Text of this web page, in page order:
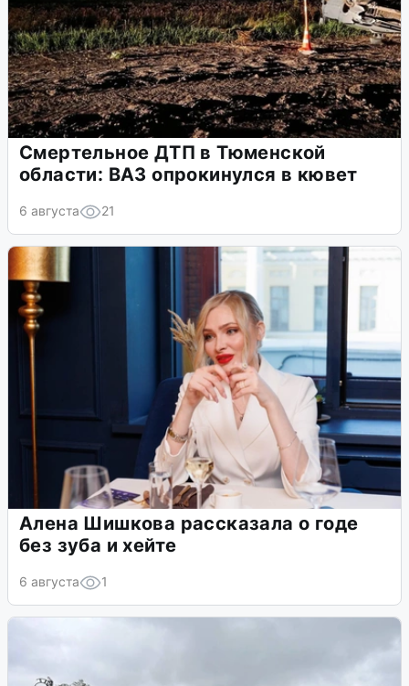
Смертельное ДТП в Тюменской
области: ВАЗ опрокинулся в кювет
6 августа 21
Алена Шишкова рассказала о годе
без зуба и хейте
6 августа 1